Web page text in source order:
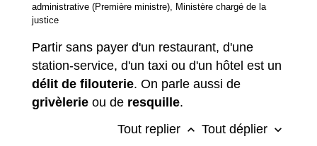
administrative (Première ministre), Ministère chargé de la
justice
Partir sans payer d'un restaurant, d'une
station-service, d'un taxi ou d'un hôtel est un
délit de filouterie. On parle aussi de
grivèlerie ou de resquille.
Tout replier keyboard_arrow_up Tout déplier keyboard_arrow_down